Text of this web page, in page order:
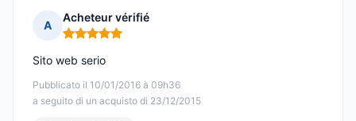
A
Acheteur vérifié
Nota: 5 su 5
Pubblicato il 10/01/2016 à 09h36
a seguito di un acquisto di 23/12/2015
Sito web serio